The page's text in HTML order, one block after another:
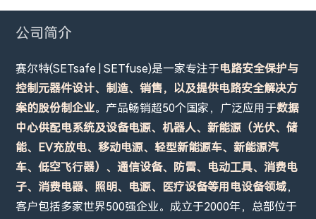
公司简介
赛尔特(SETsafe | SETfuse)是一家专注于电路安全保护与
控制元器件设计、制造、销售，以及提供电路安全解决方
案的股份制企业。产品畅销超50个国家，广泛应用于数据
中心供配电系统及设备电源、机器人、新能源（光伏、储
能、EV充放电、移动电源、轻型新能源车、新能源汽
车、低空飞行器）、通信设备、防雷、电动工具、消费电
子、消费电器、照明、电源、医疗设备等用电设备领域，
客户包括多家世界500强企业。成立于2000年，总部位于